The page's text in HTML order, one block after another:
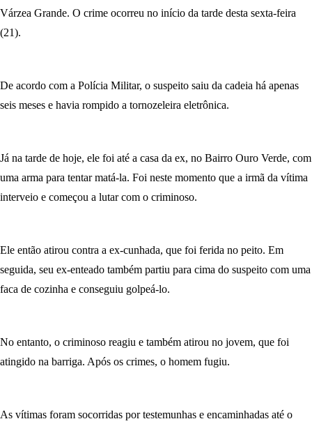
Várzea Grande. O crime ocorreu no início da tarde desta sexta-feira
(21).
De acordo com a Polícia Militar, o suspeito saiu da cadeia há apenas
seis meses e havia rompido a tornozeleira eletrônica.
Já na tarde de hoje, ele foi até a casa da ex, no Bairro Ouro Verde, com
uma arma para tentar matá-la. Foi neste momento que a irmã da vítima
interveio e começou a lutar com o criminoso.
Ele então atirou contra a ex-cunhada, que foi ferida no peito. Em
seguida, seu ex-enteado também partiu para cima do suspeito com uma
faca de cozinha e conseguiu golpeá-lo.
No entanto, o criminoso reagiu e também atirou no jovem, que foi
atingido na barriga. Após os crimes, o homem fugiu.
As vítimas foram socorridas por testemunhas e encaminhadas até o